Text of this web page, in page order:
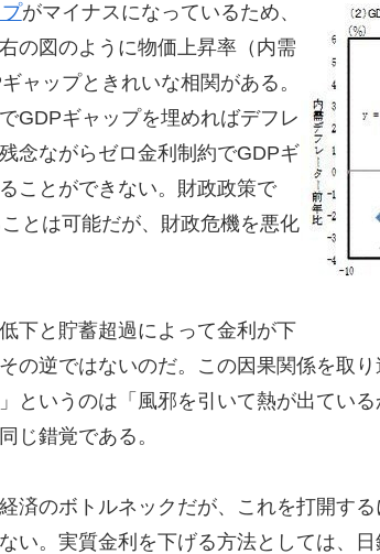
がマイナスになっているため、
の図のように物価上昇率（内需
ャップときれいな相関がある。
GDPギャップを埋めればデフレ
念ながらゼロ金利制約でGDPギ
ことができない。財政政策で
とは可能だが、財政危機を悪化
下と貯蓄超過によって金利が下
の逆ではないのだ。この因果関係を取
というのは「風邪を引いて熱が出てい
じ錯覚である。
済のボトルネックだが、これを打開す
い。実質金利を下げる方法としては、